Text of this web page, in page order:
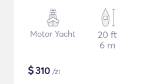
Motor Yacht
20 ft
6 m
$310 /zi